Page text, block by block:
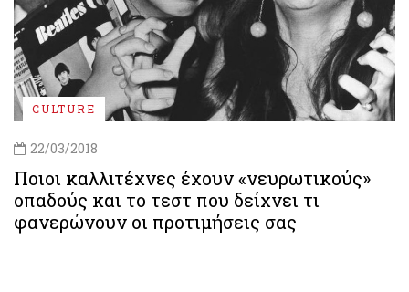
CULTURE
22/03/2018
Ποιοι καλλιτέχνες έχουν «νευρωτικούς»
οπαδούς και το τεστ που δείχνει τι
φανερώνουν οι προτιμήσεις σας